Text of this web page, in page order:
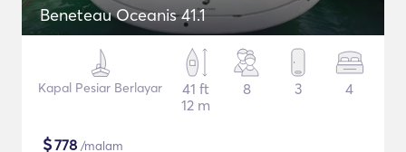
Beneteau Oceanis 41.1
Kapal Pesiar Berlayar
41 ft
12 m
8 3 4
$778 /malam